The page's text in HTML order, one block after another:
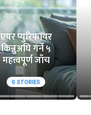
एयर प्युरिफायर
किन्नुअघि गर्ने ५
महत्त्वपूर्ण जाँच
6 STORIES